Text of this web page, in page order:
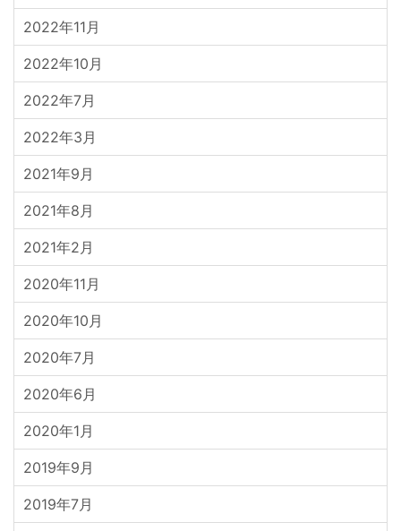
2022年11月
2022年10月
2022年7月
2022年3月
2021年9月
2021年8月
2021年2月
2020年11月
2020年10月
2020年7月
2020年6月
2020年1月
2019年9月
2019年7月